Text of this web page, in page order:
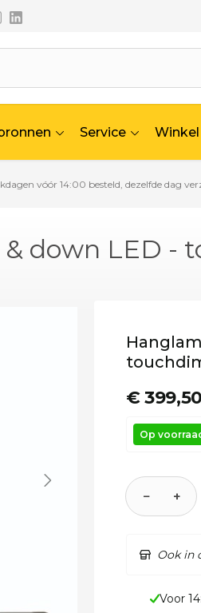
via Facebook
ons via Instagram
Volg ons via Linkedin
Service Winkel
vóór 14:00 besteld, dezelfde dag
down LED -
€ 399,50
Op
− +
Ook in
Voor